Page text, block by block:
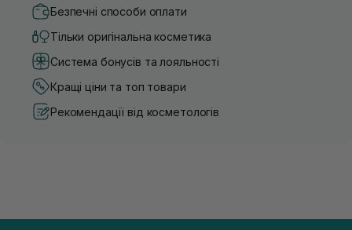
Безпечні способи оплати
Тільки оригінальна косметика
Система бонусів та лояльності
Кращі ціни та топ товари
Рекомендації від косметологів